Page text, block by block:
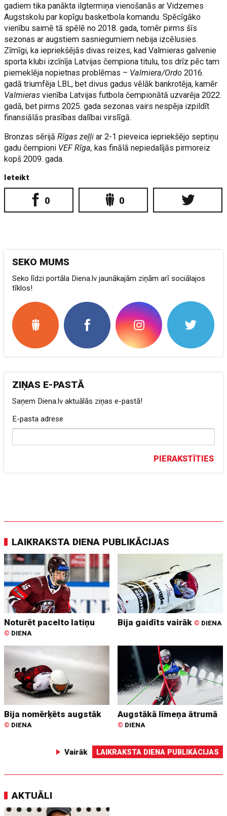
gadiem tika panākta ilgtermiņa vienošanās ar Vidzemes
Augstskolu par kopīgu basketbola komandu. Spēcīgāko
vienību saimē tā spēlē no 2018. gada, tomēr pirms šīs
sezonas ar augstiem sasniegumiem nebija izcēlusies.
Zīmīgi, ka iepriekšējās divas reizes, kad Valmieras galvenie
sporta klubi izcīnīja Latvijas čempiona titulu, tos drīz pēc tam
piemeklēja nopietnas problēmas – Valmiera/Ordo 2016.
gadā triumfēja LBL, bet divus gadus vēlāk bankrotēja, kamēr
Valmierasvienība Latvijas futbola čempionātā uzvarēja 2022.
gadā, bet pirms 2025. gada sezonas vairs nespēja izpildīt
finansiālās prasības dalībai virslīgā.
Bronzas sērijāRīgas zeļļi ar 2-1 pieveica iepriekšējo septiņu
gadu čempioni VEF Rīga, kas finālā nepiedalījās pirmoreiz
kopš 2009. gada.
Ieteikt
0 0
SEKO MUMS
Seko līdzi portāla Diena.lv jaunākajām ziņām arī sociālajos
tīklos!
ZIŅAS E-PASTĀ
Saņem Diena.lv aktuālās ziņas e-pastā!
E-pasta adrese
PIERAKSTĪTIES
LAIKRAKSTA DIENA PUBLIKĀCIJAS
Noturēt pacelto latiņu
© DIENA
Bija gaidīts vairāk © DIENA
Bija nomērķēts augstāk
© DIENA
Augstākā līmeņa ātrumā
© DIENA
Vairāk LAIKRAKSTA DIENA PUBLIKĀCIJAS
AKTUĀLI